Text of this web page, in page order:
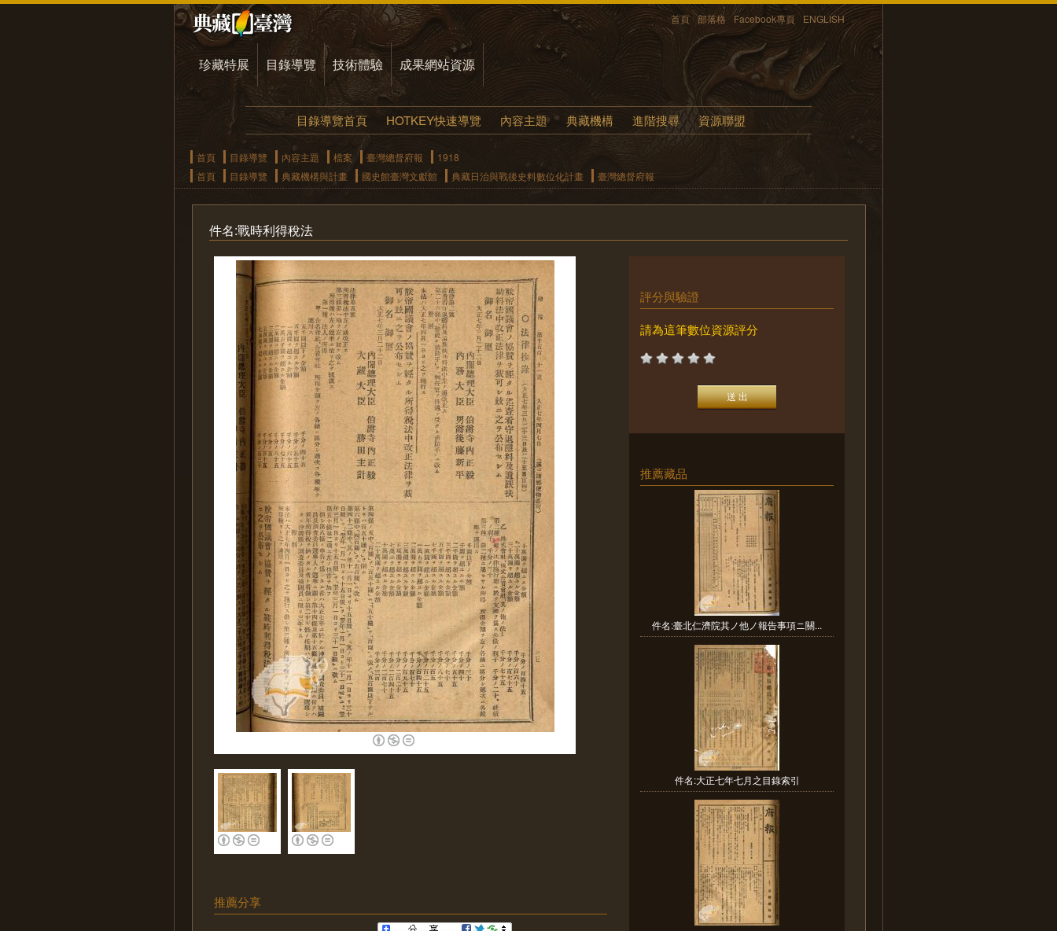
首頁 部落格 Facebook專頁 ENGLISH
珍藏特展 目錄導覽 技術體驗 成果網站資源
目錄導覽首頁 HOTKEY快速導覽 內容主題 典藏機構 進階搜尋 資源聯盟
首頁 目錄導覽 內容主題 檔案 臺灣總督府報
1918
首頁
目錄導覽 典藏機構與計畫 國史館臺灣文獻館 典藏日治與戰後史料數位化計畫 臺灣總督府報
件名:戰時利得稅法
推薦分享
評分與驗證
請為這筆數位資源評分
推薦藏品
件名:臺北仁濟院其ノ他ノ報告事項ニ關...
件名:大正七年七月之目錄索引